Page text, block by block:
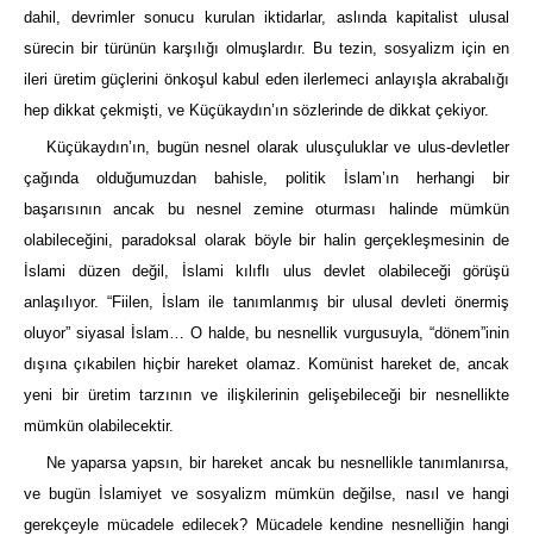
dahil, devrimler sonucu kurulan iktidarlar, aslında kapitalist ulusal
sürecin bir türünün karşılığı olmuşlardır. Bu tezin, sosyalizm için en
ileri üretim güçlerini önkoşul kabul eden ilerlemeci anlayışla akrabalığı
hep dikkat çekmişti, ve Küçükaydın’ın sözlerinde de dikkat çekiyor.
Küçükaydın’ın, bugün nesnel olarak ulusçuluklar ve ulus-devletler
çağında olduğumuzdan bahisle, politik İslam’ın herhangi bir
başarısının ancak bu nesnel zemine oturması halinde mümkün
olabileceğini, paradoksal olarak böyle bir halin gerçekleşmesinin de
İslami düzen değil, İslami kılıflı ulus devlet olabileceği görüşü
anlaşılıyor. “Fiilen, İslam ile tanımlanmış bir ulusal devleti önermiş
oluyor” siyasal İslam… O halde, bu nesnellik vurgusuyla, “dönem”inin
dışına çıkabilen hiçbir hareket olamaz. Komünist hareket de, ancak
yeni bir üretim tarzının ve ilişkilerinin gelişebileceği bir nesnellikte
mümkün olabilecektir.
Ne yaparsa yapsın, bir hareket ancak bu nesnellikle tanımlanırsa,
ve bugün İslamiyet ve sosyalizm mümkün değilse, nasıl ve hangi
gerekçeyle mücadele edilecek? Mücadele kendine nesnelliğin hangi